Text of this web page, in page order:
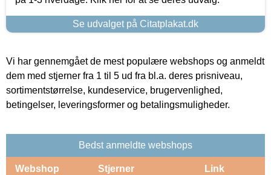
Se udvalget på Citatplakat.dk
Vi har gennemgået de mest populære webshops og anmeldt
dem med stjerner fra 1 til 5 ud fra bl.a. deres prisniveau,
sortimentstørrelse, kundeservice, brugervenlighed,
betingelser, leveringsformer og betalingsmuligheder.
Bedst anmeldte webshops
Webshop Stjerner Link